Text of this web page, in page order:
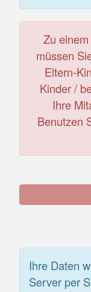
Zu
müssen
Eltern-
Kinder /
Ihre
Benutzen
Ihre Daten
Server per